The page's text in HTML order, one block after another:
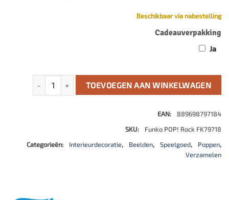
Beschikbaar via nabestelling
Cadeauverpakking
Ja
Snoop Dogg POP! Rocks Vinyl Figuur Snoop Dogg(Snoop
TOEVOEGEN AAN WINKELWAGEN
EAN:
889698797184
SKU:
Funko POP! Rock FK79718
Categorieën:
Interieurdecoratie, Beelden, Speelgoed, Poppen,
Verzamelen